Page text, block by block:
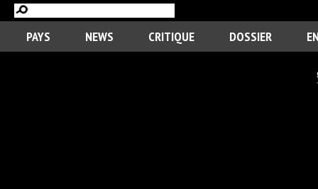
PAYS NEWS CRITIQUE DOSSIER